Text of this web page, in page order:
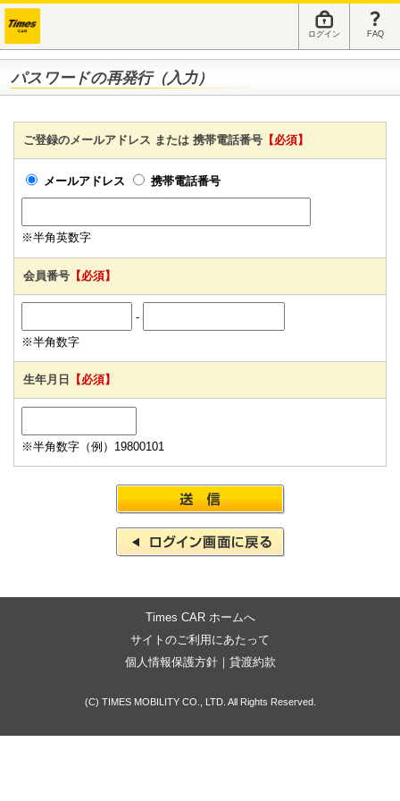
ログイン FAQ
パスワードの再発行（入力）
ご登録のメールアドレス または 携帯電話番号 【必須】
メールアドレス 携帯電話番号
※半角英数字
会員番号 【必須】
-
※半角数字
生年月日 【必須】
※半角数字（例）19800101
Times CAR ホームへ
サイトのご利用にあたって
個人情報保護方針｜ 貸渡約款
(C) TIMES MOBILITY CO., LTD. All Rights Reserved.